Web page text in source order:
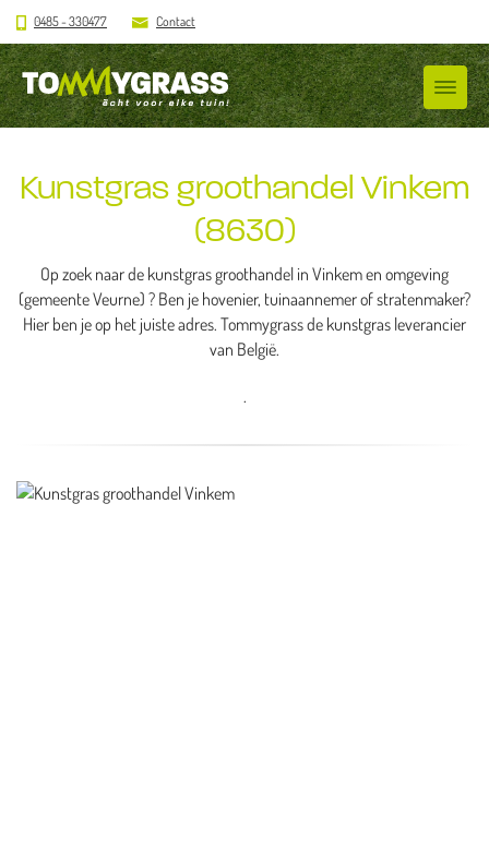
0485 - 330477 Contact
Kunstgras groothandel Vinkem
(8630)
Op zoek naar de kunstgras groothandel in Vinkem en omgeving
(gemeente Veurne) ? Ben je hovenier, tuinaannemer of stratenmaker?
Hier ben je op het juiste adres. Tommygrass de kunstgras leverancier
van België.
.